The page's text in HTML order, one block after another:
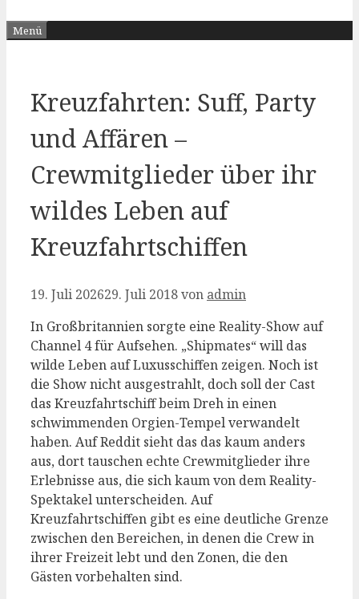
Menü
Kreuzfahrten: Suff, Party
und Affären –
Crewmitglieder über ihr
wildes Leben auf
Kreuzfahrtschiffen
19. Juli 202629. Juli 2018von admin
In Großbritannien sorgte eine Reality-Show auf
Channel 4 für Aufsehen. „Shipmates“ will das
wilde Leben auf Luxusschiffen zeigen. Noch ist
die Show nicht ausgestrahlt, doch soll der Cast
das Kreuzfahrtschiff beim Dreh in einen
schwimmenden Orgien-Tempel verwandelt
haben. Auf Reddit sieht das das kaum anders
aus, dort tauschen echte Crewmitglieder ihre
Erlebnisse aus, die sich kaum von dem Reality-
Spektakel unterscheiden. Auf
Kreuzfahrtschiffen gibt es eine deutliche Grenze
zwischen den Bereichen, in denen die Crew in
ihrer Freizeit lebt und den Zonen, die den
Gästen vorbehalten sind.